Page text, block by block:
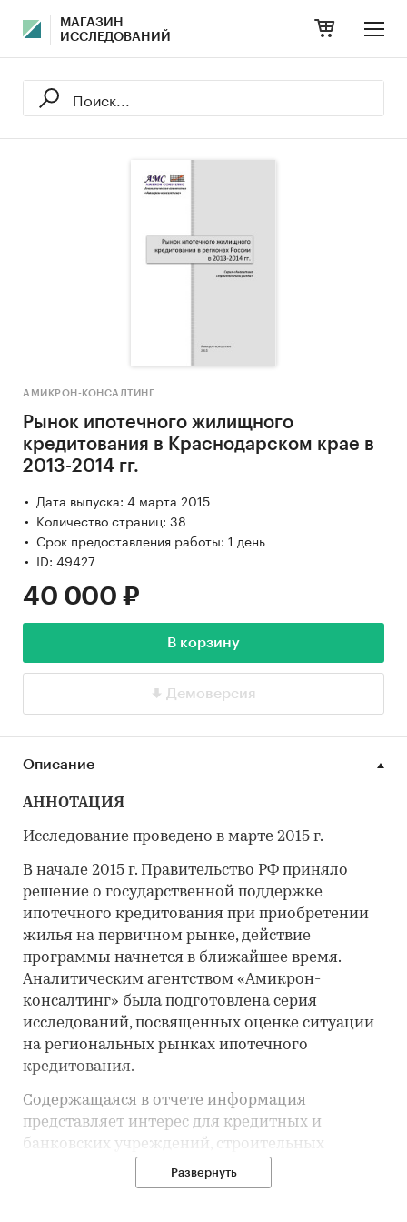
МАГАЗИН
ИССЛЕДОВАНИЙ
АМИКРОН-КОНСАЛТИНГ
Рынок ипотечного жилищного
кредитования в Краснодарском крае в
2013-2014 гг.
Дата выпуска: 4 марта 2015
Количество страниц: 38
Срок предоставления работы: 1 день
ID: 49427
40 000 ₽
В корзину
Демоверсия
Описание
АННОТАЦИЯ
Исследование проведено в марте 2015 г.
В начале 2015 г. Правительство РФ приняло
решение о государственной поддержке
ипотечного кредитования при приобретении
жилья на первичном рынке, действие
программы начнется в ближайшее время.
Аналитическим агентством «Амикрон-
консалтинг» была подготовлена серия
исследований, посвященных оценке ситуации
на региональных рынках ипотечного
кредитования.
Содержащаяся в отчете информация
представляет интерес для кредитных и
банковских учреждений, строительных
компаний, девелоперов, государственных
Развернуть